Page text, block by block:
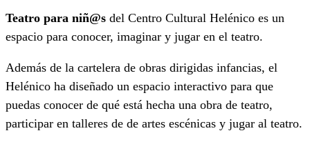
Teatro para niñ@s del Centro Cultural Helénico es un
espacio para conocer, imaginar y jugar en el teatro.
Además de la cartelera de obras dirigidas infancias, el
Helénico ha diseñado un espacio interactivo para que
puedas conocer de qué está hecha una obra de teatro,
participar en talleres de de artes escénicas y jugar al teatro.